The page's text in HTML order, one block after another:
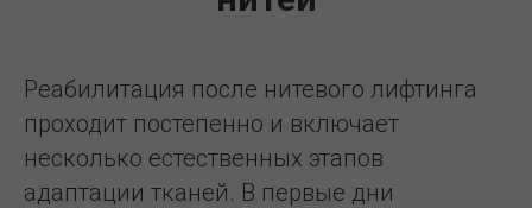
Реабилитация после нитевого лифтинга
проходит постепенно и включает
несколько естественных этапов
адаптации тканей. В первые дни